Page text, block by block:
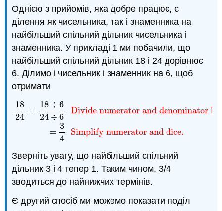
Однією з прийомів, яка добре працює, є
ділення як чисельника, так і знаменника на
найбільший спільний дільник чисельника і
знаменника. У прикладі 1 ми побачили, що
найбільший спільний дільник 18 і 24 дорівнює
6. Ділимо і чисельник і знаменник на 6, щоб
отримати
18
24
=
18 ÷ 6
24 ÷ 6
=
3
4
Divide numerator and denominator
Simplify numerator and dice.
1824 18÷6 24 ÷6 Divide numerator and denominator
Зверніть увагу, що найбільший спільний
дільник 3 і 4 тепер 1. Таким чином, 3/4
зводиться до найнижчих термінів.
Є другий спосіб ми можемо показати поділ